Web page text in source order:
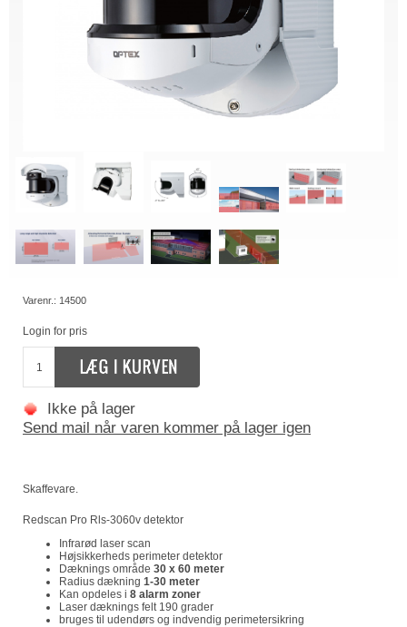
Varenr.: 14500
Login for pris
Ikke på lager
Send mail når varen kommer på lager igen
Skaffevare.
Redscan Pro Rls-3060v detektor
Infrarød laser scan
Højsikkerheds perimeter detektor
Dæknings område 30 x 60 meter
Radius dækning 1-30 meter
Kan opdeles i 8 alarm zoner
Laser dæknings felt 190 grader
bruges til udendørs og indvendig perimetersikring